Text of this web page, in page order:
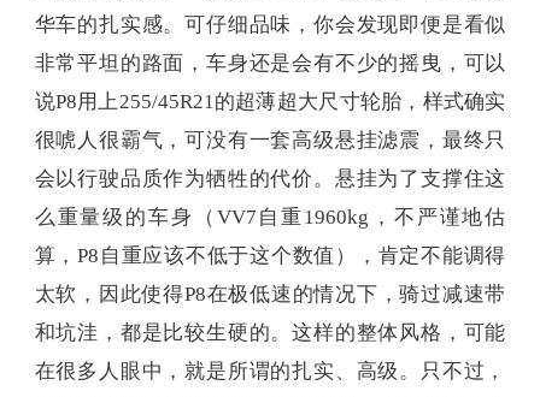
华车的扎实感。可仔细品味，你会发现即便是看似
非常平坦的路面，车身还是会有不少的摇曳，可以
说P8用上255/45R21的超薄超大尺寸轮胎，样式确实
很唬人很霸气，可没有一套高级悬挂滤震，最终只
会以行驶品质作为牺牲的代价。悬挂为了支撑住这
么重量级的车身（VV7自重1960kg，不严谨地估
算，P8自重应该不低于这个数值），肯定不能调得
太软，因此使得P8在极低速的情况下，骑过减速带
和坑洼，都是比较生硬的。这样的整体风格，可能
在很多人眼中，就是所谓的扎实、高级。只不过，